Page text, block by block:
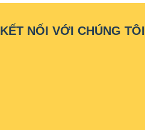
KẾT NỐI VỚI CHÚNG TÔI